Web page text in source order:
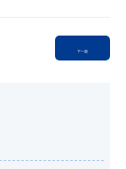
下一篇